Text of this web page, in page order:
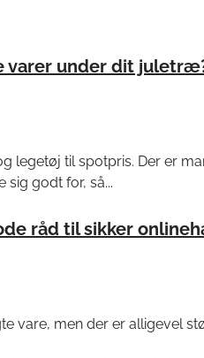
varer under dit
legetøj til spotpris. Der er
sig godt for, så...
råd til sikker
vare, men der er alligevel